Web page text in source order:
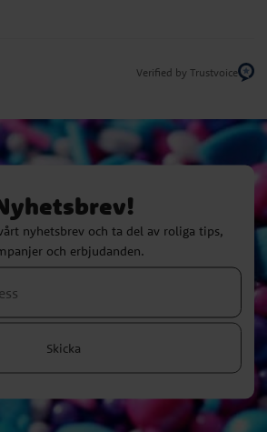
Verified by Trustvoice
nyhetsbrev och ta del av roliga tips,
och erbjudanden.
Skicka